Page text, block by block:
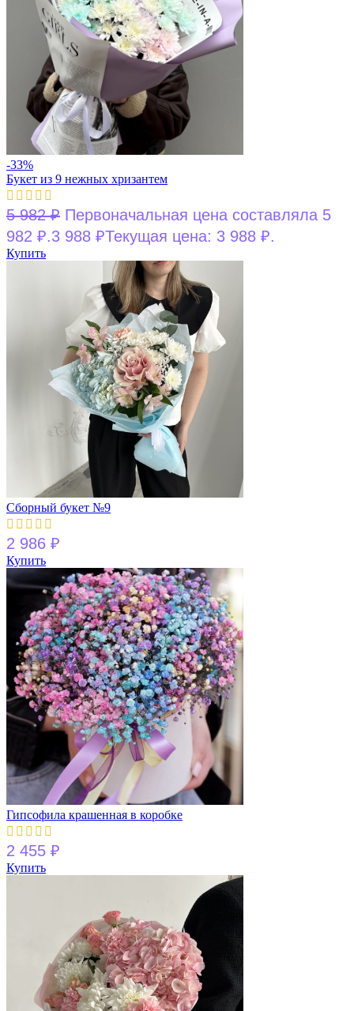
-33%
Букет из 9 нежных хризантем
5 982₽ Первоначальная цена составляла 5
982 ₽.3 988 ₽Текущая цена: 3 988 ₽.
Купить
Сборный букет №9
2 986 ₽
Купить
Гипсофила крашенная в коробке
2 455 ₽
Купить